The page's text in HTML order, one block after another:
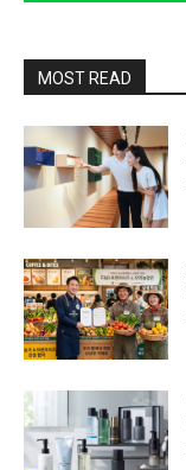
MOST READ